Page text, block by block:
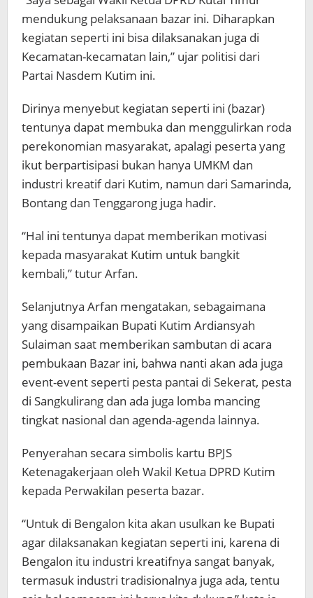
mendukung pelaksanaan bazar ini. Diharapkan
kegiatan seperti ini bisa dilaksanakan juga di
Kecamatan-kecamatan lain,” ujar politisi dari
Partai Nasdem Kutim ini.
Dirinya menyebut kegiatan seperti ini (bazar)
tentunya dapat membuka dan menggulirkan roda
perekonomian masyarakat, apalagi peserta yang
ikut berpartisipasi bukan hanya UMKM dan
industri kreatif dari Kutim, namun dari Samarinda,
Bontang dan Tenggarong juga hadir.
“Hal ini tentunya dapat memberikan motivasi
kepada masyarakat Kutim untuk bangkit
kembali,” tutur Arfan.
Selanjutnya Arfan mengatakan, sebagaimana
yang disampaikan Bupati Kutim Ardiansyah
Sulaiman saat memberikan sambutan di acara
pembukaan Bazar ini, bahwa nanti akan ada juga
event-event seperti pesta pantai di Sekerat, pesta
di Sangkulirang dan ada juga lomba mancing
tingkat nasional dan agenda-agenda lainnya.
Penyerahan secara simbolis kartu BPJS
Ketenagakerjaan oleh Wakil Ketua DPRD Kutim
kepada Perwakilan peserta bazar.
“Untuk di Bengalon kita akan usulkan ke Bupati
agar dilaksanakan kegiatan seperti ini, karena di
Bengalon itu industri kreatifnya sangat banyak,
termasuk industri tradisionalnya juga ada, tentu